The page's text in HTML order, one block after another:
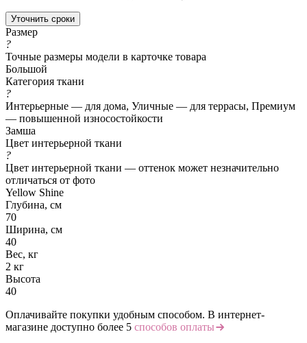
Уточнить сроки
Размер
?
Точные размеры модели в карточке товара
Большой
Категория ткани
?
Интерьерные — для дома, Уличные — для террасы, Премиум
— повышенной износостойкости
Замша
Цвет интерьерной ткани
?
Цвет интерьерной ткани — оттенок может незначительно
отличаться от фото
Yellow Shine
Глубина, см
70
Ширина, см
40
Вес, кг
2 кг
Высота
40
Оплачивайте покупки удобным способом. В интернет-
магазине доступно более 5 способов оплаты